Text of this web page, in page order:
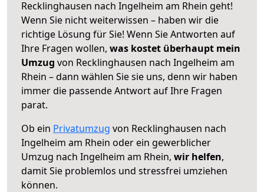
Recklinghausen nach Ingelheim am Rhein geht!
Wenn Sie nicht weiterwissen – haben wir die
richtige Lösung für Sie! Wenn Sie Antworten auf
Ihre Fragen wollen, was kostet überhaupt mein
Umzug von Recklinghausen nach Ingelheim am
Rhein – dann wählen Sie sie uns, denn wir haben
immer die passende Antwort auf Ihre Fragen
parat.
Ob ein Privatumzug von Recklinghausen nach
Ingelheim am Rhein oder ein gewerblicher
Umzug nach Ingelheim am Rhein, wir helfen,
damit Sie problemlos und stressfrei umziehen
können.